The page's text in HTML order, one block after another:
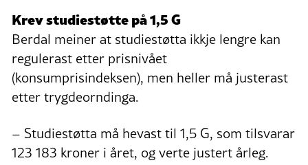
Krev studiestøtte på 1,5 G
Berdal meiner at studiestøtta ikkje lengre kan
regulerast etter prisnivået
(konsumprisindeksen), men heller må justerast
etter trygdeorndinga.
– Studiestøtta må hevast til 1,5 G, som tilsvarar
123 183 kroner i året, og verte justert årleg.